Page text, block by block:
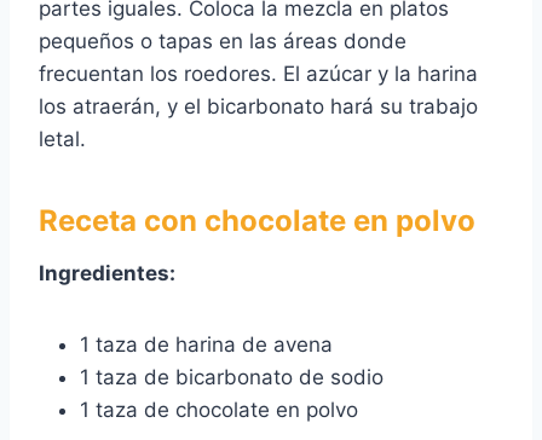
partes iguales. Coloca la mezcla en platos
pequeños o tapas en las áreas donde
frecuentan los roedores. El azúcar y la harina
los atraerán, y el bicarbonato hará su trabajo
letal.
Receta con chocolate en polvo
Ingredientes:
1 taza de harina de avena
1 taza de bicarbonato de sodio
1 taza de chocolate en polvo